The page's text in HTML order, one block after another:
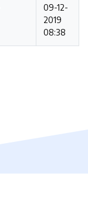
09-12-
2019
08:38